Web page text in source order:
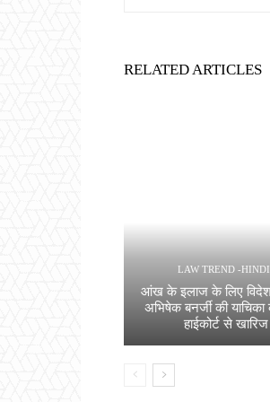
RELATED ARTICLES
LAW TREND -HINDI
आंख के इलाज के लिए
अभिषेक बनर्जी की
हाईकोर्ट से खारिज